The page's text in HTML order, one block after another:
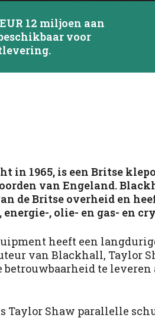
12 miljoen aan
voor
in 1965, is een Britse
van Engeland.
de Britse overheid en
, olie- en gas- en
heeft een
van Blackhall, Taylor
te
Taylor Shaw parallelle